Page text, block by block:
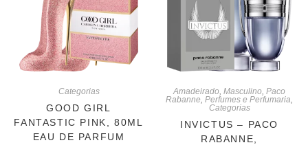
Categorias
GOOD GIRL
FANTASTIC PINK, 80ML
EAU DE PARFUM
Amadeirado Masculino Paco
Rabanne Perfumes e Perfumaria
Categorias
INVICTUS – PACO
RABANNE,